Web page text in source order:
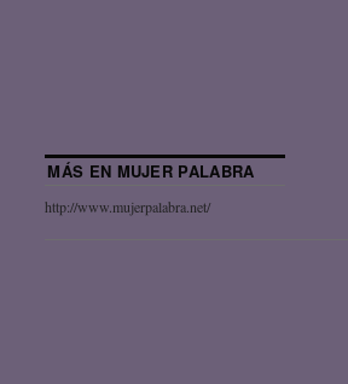
MÁS EN MUJER PALABRA
http://www.mujerpalabra.net/